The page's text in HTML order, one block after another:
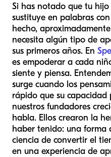
Si has notado que tu
sustituye en palabras
hecho,
necesita algún tipo de
sus primeros años. En
es empoderar a cada
siente y piensa.
surge cuando los
rápido que su
nuestros fundadores
habla. Ellos crearon la
haber tenido: una forma
ciencia de convertir el
en una experiencia de